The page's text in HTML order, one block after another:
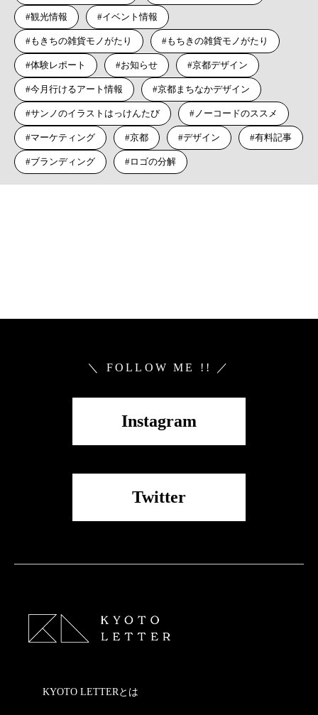
観光情報 イベント情報
もきちの雑貨モノがたり もちきの雑貨モノがたり
体験レポート お知らせ 京都デザイン
今月行けるアート情報 京都まちなかデザイン
サンノのイラストはっけんたび ノーコードのススメ
マーケティング 京都 デザイン 有料記事
ブランディング ロゴの分解
＼ FOLLOW ME !! ／
Instagram
Twitter
KYOTO LETTERとは